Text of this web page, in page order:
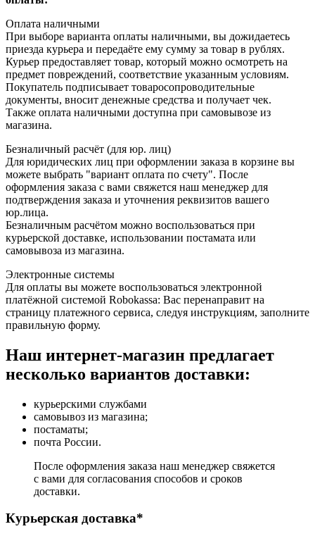
Оплата наличными
При выборе варианта оплаты наличными, вы дожидаетесь
приезда курьера и передаёте ему сумму за товар в рублях.
Курьер предоставляет товар, который можно осмотреть на
предмет повреждений, соответствие указанным условиям.
Покупатель подписывает товаросопроводительные
документы, вносит денежные средства и получает чек.
Также оплата наличными доступна при самовывозе из
магазина.
Безналичный расчёт (для юр. лиц)
Для юридических лиц при оформлении заказа в корзине вы
можете выбрать "вариант оплата по счету". После
оформления заказа с вами свяжется наш менеджер для
подтверждения заказа и уточнения реквизитов вашего
юр.лица.
Безналичным расчётом можно воспользоваться при
курьерской доставке, использовании постамата или
самовывоза из магазина.
Электронные системы
Для оплаты вы можете воспользоваться электронной
платёжной системой Robokassa: Вас перенаправит на
страницу платежного сервиса, следуя инструкциям, заполните
правильную форму.
Наш интернет-магазин предлагает
несколько вариантов доставки:
курьерскими службами
самовывоз из магазина;
постаматы;
почта России.
После оформления заказа наш менеджер свяжется
с вами для согласования способов и сроков
доставки.
Курьерская доставка*